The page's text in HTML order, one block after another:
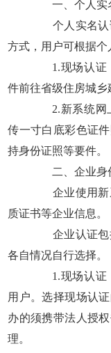
一、个人实
个人实名认
方式，用户可根据个
1.现场认证：
件前往省级住房城乡
2.新系统网上
传一寸白底彩色证
持身份证照等要件。
二、企业身
企业使用新
质证书等企业信息。
企业认证包
各自情况自行选择。
1.现场认证：
用户。选择现场认
办的须携带法人授
理。